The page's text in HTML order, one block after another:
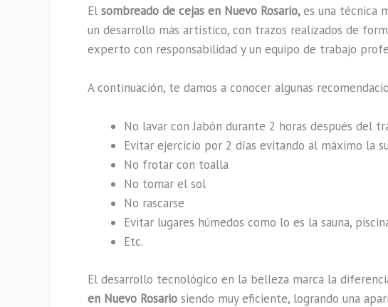
El sombreado de cejas en Nuevo Rosario,es una técnica
un desarrollo más artístico, con trazos realizados de
experto con responsabilidad y un equipo de trabajo
A continuación, te damos a conocer algunas
No lavar con Jabón durante 2 horas después del
Evitar ejercicio por 2 días evitando al máximo la
No frotar con toalla
No tomar el sol
No rascarse
Evitar lugares húmedos como lo es la sauna,
Etc.
El desarrollo tecnológico en la belleza marca la
en Nuevo Rosario siendo muy eficiente, logrando una